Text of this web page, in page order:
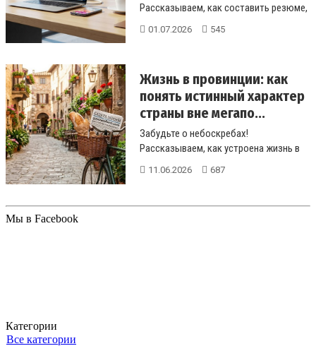
Рассказываем, как составить резюме,
которое заметят, почему важ...
01.07.2026 545
Жизнь в провинции: как
понять истинный характер
страны вне мегапо...
Забудьте о небоскребах!
Рассказываем, как устроена жизнь в
настоящей глубинке, где соседи знают
11.06.2026 687
Мы в Facebook
Категории
Все категории